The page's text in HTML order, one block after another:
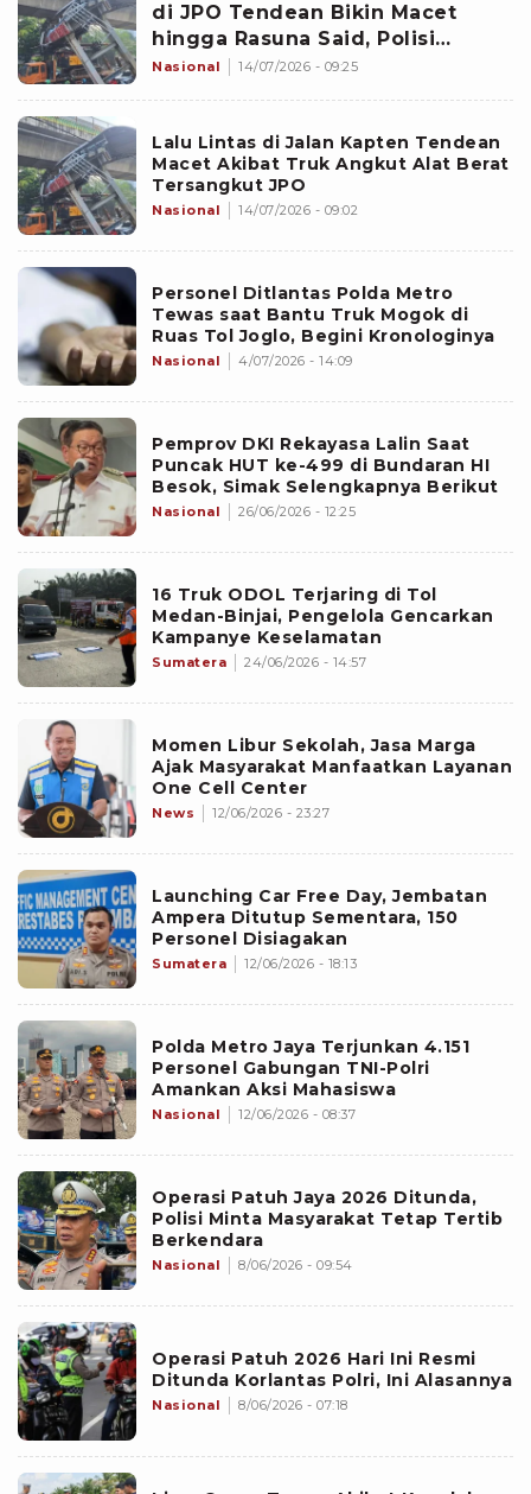
di JPO Tendean Bikin Macet
hingga Rasuna Said, Polisi
Beberkan Skema Pengalihan
Nasional 14/07/2026 - 09:25
Lalu Lintas di Jalan Kapten Tendean
Macet Akibat Truk Angkut Alat Berat
Tersangkut JPO
Nasional 14/07/2026 - 09:02
Personel Ditlantas Polda Metro
Tewas saat Bantu Truk Mogok di
Ruas Tol Joglo, Begini Kronologinya
Nasional 4/07/2026 - 14:09
Pemprov DKI Rekayasa Lalin Saat
Puncak HUT ke-499 di Bundaran HI
Besok, Simak Selengkapnya Berikut
Nasional 26/06/2026 - 12:25
16 Truk ODOL Terjaring di Tol
Medan-Binjai, Pengelola Gencarkan
Kampanye Keselamatan
Sumatera 24/06/2026 - 14:57
Momen Libur Sekolah, Jasa Marga
Ajak Masyarakat Manfaatkan Layanan
One Cell Center
News 12/06/2026 - 23:27
Launching Car Free Day, Jembatan
Ampera Ditutup Sementara, 150
Personel Disiagakan
Sumatera 12/06/2026 - 18:13
Polda Metro Jaya Terjunkan 4.151
Personel Gabungan TNI-Polri
Amankan Aksi Mahasiswa
Nasional 12/06/2026 - 08:37
Operasi Patuh Jaya 2026 Ditunda,
Polisi Minta Masyarakat Tetap Tertib
Berkendara
Nasional 8/06/2026 - 09:54
Operasi Patuh 2026 Hari Ini Resmi
Ditunda Korlantas Polri, Ini Alasannya
Nasional 8/06/2026 - 07:18